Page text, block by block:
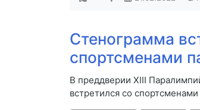
Стенограмма
спортсменами
В преддверии XIII
встретился со